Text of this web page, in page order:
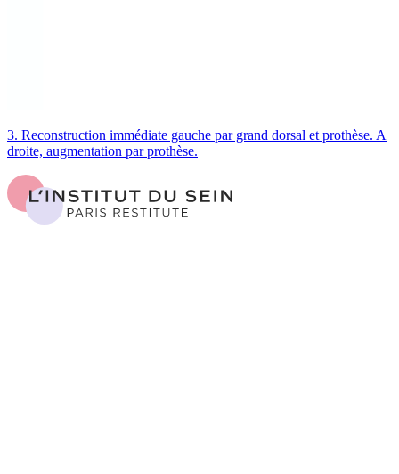
3. Reconstruction immédiate gauche par grand dorsal et prothèse. A
droite, augmentation par prothèse.